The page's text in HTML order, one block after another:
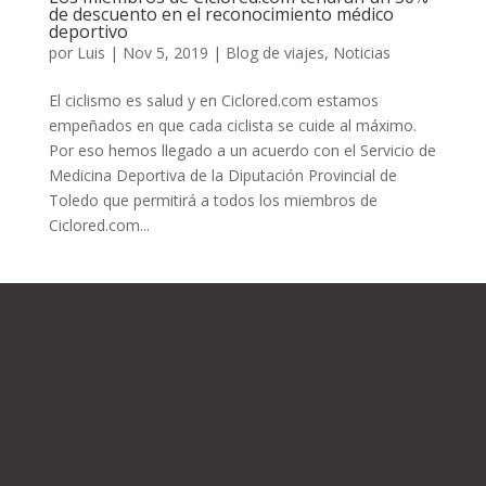
de descuento en el reconocimiento médico
deportivo
por Luis | Nov 5, 2019 | Blog de viajes, Noticias
El ciclismo es salud y en Ciclored.com estamos
empeñados en que cada ciclista se cuide al máximo.
Por eso hemos llegado a un acuerdo con el Servicio de
Medicina Deportiva de la Diputación Provincial de
Toledo que permitirá a todos los miembros de
Ciclored.com...